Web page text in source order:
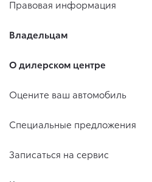
Правовая информация
Владельцам
О дилерском центре
Оцените ваш автомобиль
Специальные предложения
Записаться на сервис